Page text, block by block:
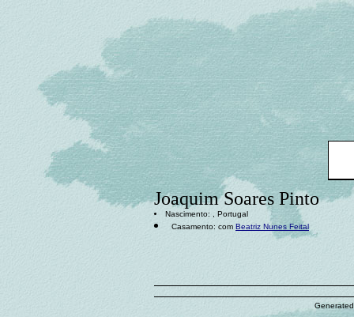
Joaquim Soares Pinto
Nascimento: , Portugal
Casamento: com Beatriz Nunes Feital